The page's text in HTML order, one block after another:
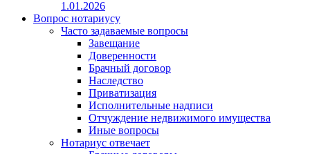
1.01.2026
Вопрос нотариусу
Часто задаваемые вопросы
Завещание
Доверенности
Брачный договор
Наследство
Приватизация
Исполнительные надписи
Отчуждение недвижимого имущества
Иные вопросы
Нотариус отвечает